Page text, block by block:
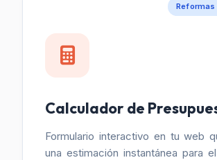
Calculador de
Formulario interactivo en tu web
una estimación instantánea para